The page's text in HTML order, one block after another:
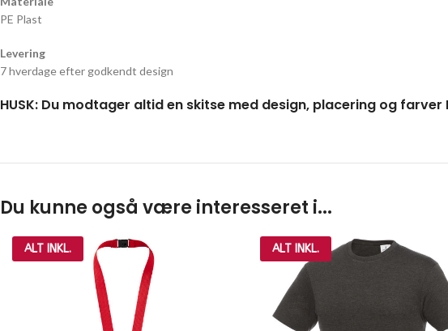
PE Plast
Levering
7 hverdage efter godkendt design
HUSK: Du modtager altid en skitse med design, placering og farver
Du kunne også være interesseret i...
ALT INKL. ALT INKL.